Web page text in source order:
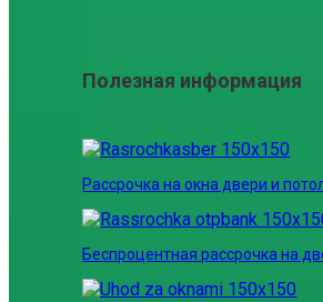
Полезная информация
Рассрочка на окна двери и
Беспроцентная рассрочка на